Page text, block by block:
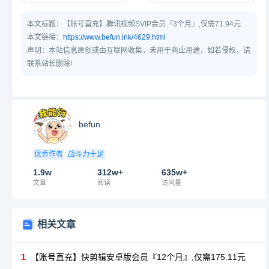
本文标题：
【账号直充】腾讯视频SVIP会员『3个月』,仅需71.94元
本文链接： https://www.befun.ink/4629.html
声明：本站信息原创或由互联网收集，未用于商业用途，如若侵权，请
联系站长删除!
befun
优秀作者 战斗力十足
1.9w
文章
312w+
阅读
635w+
访问量
相关文章
1
【账号直充】快剪辑安卓版会员『12个月』,仅需175.11元